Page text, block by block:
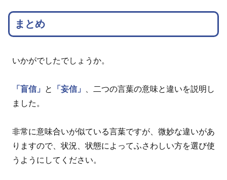
まとめ
いかがでしたでしょうか。
「盲信」 と 「妄信」
、二つの言葉の意味と違いを説明し
ました。
非常に意味合いが似ている言葉ですが、微妙な違いがあ
りますので、状況、状態によってふさわしい方を選び使
うようにしてください。